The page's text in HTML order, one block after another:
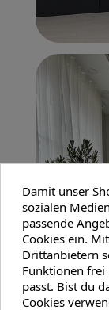
Damit unser
sozialen
passende
Cookies ein.
Drittanbietern
Funktionen
passt. Bist du
Cookies